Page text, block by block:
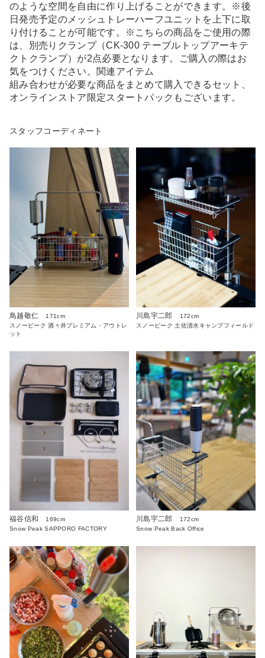
のような空間を自由に作り上げることができます。※後
日発売予定のメッシュトレーハーフユニットを上下に取
り付けることが可能です。※こちらの商品をご使用の際
は、別売りクランプ（CK-300 テーブルトップアーキテ
クトクランプ）が2点必要となります。ご購入の際はお
気をつけください。関連アイテム
組み合わせが必要な商品をまとめて購入できるセット、
オンラインストア限定スタートパックもございます。
スタッフコーディネート
鳥越敬仁
171cm
スノーピーク 酒々井プレミアム・アウトレ
ット
川島宇二郎
172cm
スノーピーク 土佐清水キャンプフィールド
福谷信和
169cm
Snow Peak SAPPORO FACTORY
川島宇二郎
172cm
Snow Peak Back Office